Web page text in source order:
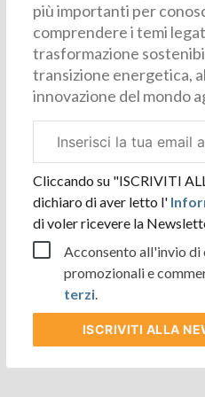
più importanti per
comprendere i temi legati
trasformazione
transizione energetica,
innovazione del mondo
aziendale
Cliccando su "ISCRIVITI
dichiaro di aver letto l'
di voler ricevere la
Acconsento all'invio di
promozionali e
terzi.
ISCRIVITI ALLA